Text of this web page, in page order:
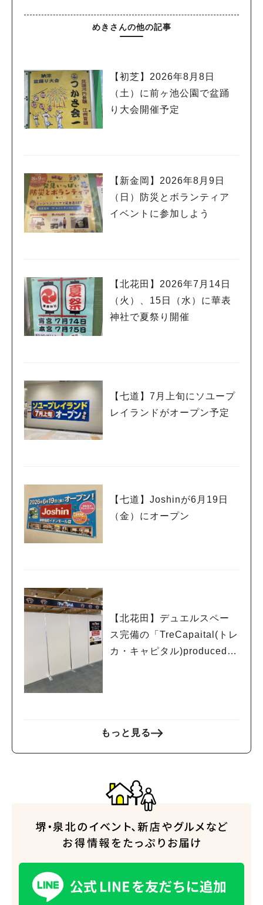
めきさんの他の記事
【初芝】2026年8月8日
（土）に前ヶ池公園で盆踊
り大会開催予定
【新金岡】2026年8月9日
（日）防災とボランティア
イベントに参加しよう
【北花田】2026年7月14日
（火）、15日（水）に華表
神社で夏祭り開催
【七道】7月上旬にソユープ
レイランドがオープン予定
【七道】Joshinが6月19日
（金）にオープン
【北花田】デュエルスペー
ス完備の「TreCapaital(トレ
カ・キャピタル)produced b
もっと見る